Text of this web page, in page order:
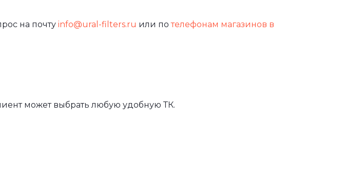
на почту info@ural-filters.ru или потелефонам магазинов в
может выбрать любую удобную ТК.